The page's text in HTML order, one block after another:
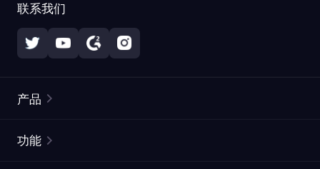
联系我们
产品
功能